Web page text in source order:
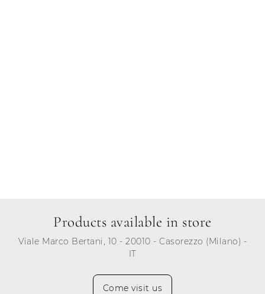
Products available in store
Viale Marco Bertani, 10 - 20010 - Casorezzo (Milano) -
IT
Come visit us